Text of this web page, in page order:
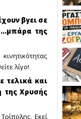
βγει σε
της
λίγο!
τελικά και
της Χρυσής
Εκεί